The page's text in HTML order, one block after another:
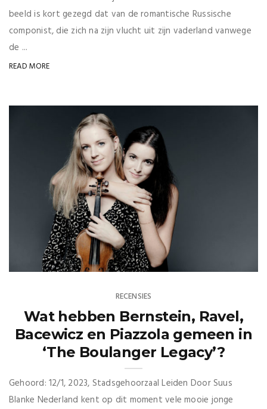
beeld is kort gezegd dat van de romantische Russische
componist, die zich na zijn vlucht uit zijn vaderland vanwege
de ...
READ MORE
RECENSIES
Wat hebben Bernstein, Ravel,
Bacewicz en Piazzola gemeen in
‘The Boulanger Legacy’?
Gehoord: 12/1, 2023, Stadsgehoorzaal Leiden Door Suus
Blanke Nederland kent op dit moment vele mooie jonge